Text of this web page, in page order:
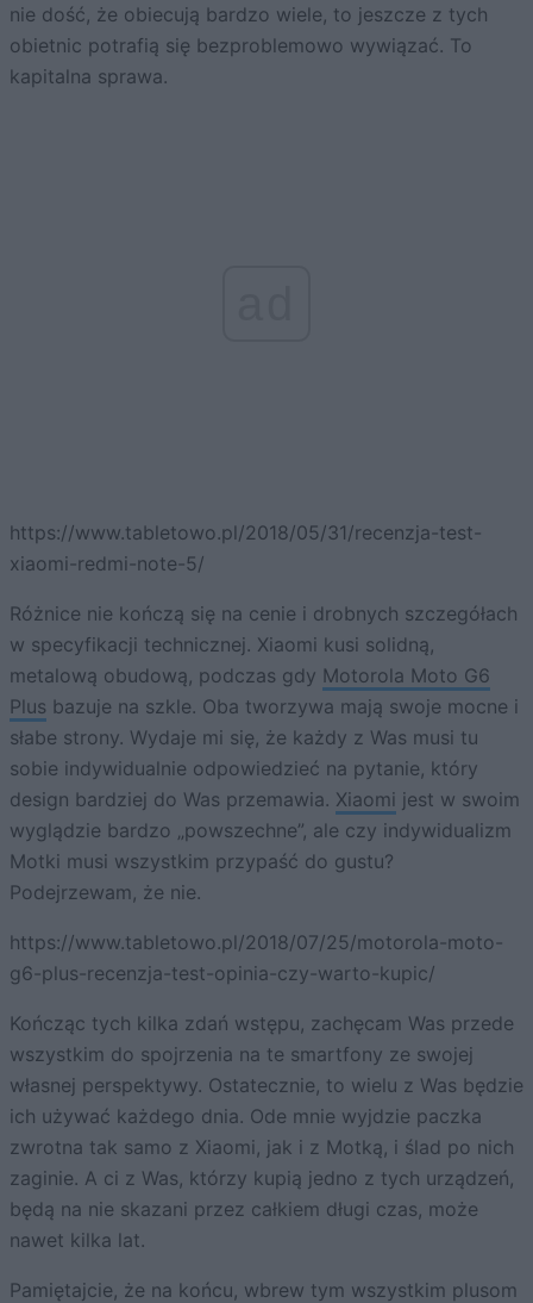
nie dość, że obiecują bardzo wiele, to jeszcze z tych
obietnic potrafią się bezproblemowo wywiązać. To
kapitalna sprawa.
https://www.tabletowo.pl/2018/05/31/recenzja-test-
xiaomi-redmi-note-5/
Różnice nie kończą się na cenie i drobnych szczegółach
w specyfikacji technicznej. Xiaomi kusi solidną,
metalową obudową, podczas gdy Motorola Moto G6
Plus bazuje na szkle. Oba tworzywa mają swoje mocne i
słabe strony. Wydaje mi się, że każdy z Was musi tu
sobie indywidualnie odpowiedzieć na pytanie, który
design bardziej do Was przemawia. Xiaomi jest w swoim
wyglądzie bardzo „powszechne”, ale czy indywidualizm
Motki musi wszystkim przypaść do gustu?
Podejrzewam, że nie.
https://www.tabletowo.pl/2018/07/25/motorola-moto-
g6-plus-recenzja-test-opinia-czy-warto-kupic/
Kończąc tych kilka zdań wstępu, zachęcam Was przede
wszystkim do spojrzenia na te smartfony ze swojej
własnej perspektywy. Ostatecznie, to wielu z Was będzie
ich używać każdego dnia. Ode mnie wyjdzie paczka
zwrotna tak samo z Xiaomi, jak i z Motką, i ślad po nich
zaginie. A ci z Was, którzy kupią jedno z tych urządzeń,
będą na nie skazani przez całkiem długi czas, może
nawet kilka lat.
Pamiętajcie, że na końcu, wbrew tym wszystkim plusom